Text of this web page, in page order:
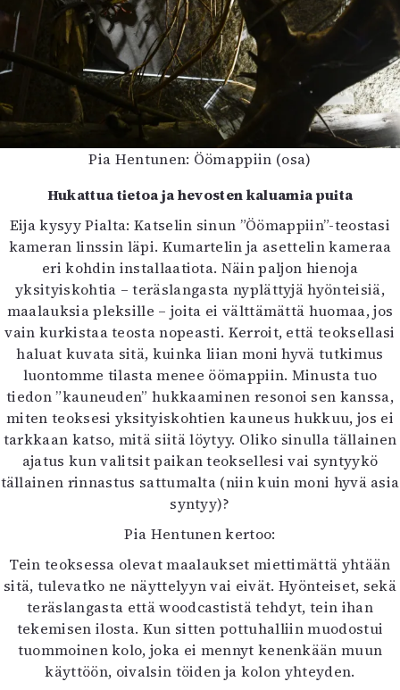
Pia Hentunen: Öömappiin (osa)
Hukattua tietoa ja hevosten kaluamia puita
Eija kysyy Pialta: Katselin sinun ”Öömappiin”-teostasi
kameran linssin läpi. Kumartelin ja asettelin kameraa
eri kohdin installaatiota. Näin paljon hienoja
yksityiskohtia – teräslangasta nyplättyjä hyönteisiä,
maalauksia pleksille – joita ei välttämättä huomaa, jos
vain kurkistaa teosta nopeasti. Kerroit, että teoksellasi
haluat kuvata sitä, kuinka liian moni hyvä tutkimus
luontomme tilasta menee öömappiin. Minusta tuo
tiedon ”kauneuden” hukkaaminen resonoi sen kanssa,
miten teoksesi yksityiskohtien kauneus hukkuu, jos ei
tarkkaan katso, mitä siitä löytyy. Oliko sinulla tällainen
ajatus kun valitsit paikan teoksellesi vai syntyykö
tällainen rinnastus sattumalta (niin kuin moni hyvä asia
syntyy)?
Pia Hentunen kertoo:
Tein teoksessa olevat maalaukset miettimättä yhtään
sitä, tulevatko ne näyttelyyn vai eivät. Hyönteiset, sekä
teräslangasta että woodcastistä tehdyt, tein ihan
tekemisen ilosta. Kun sitten pottuhalliin muodostui
tuommoinen kolo, joka ei mennyt kenenkään muun
käyttöön, oivalsin töiden ja kolon yhteyden.